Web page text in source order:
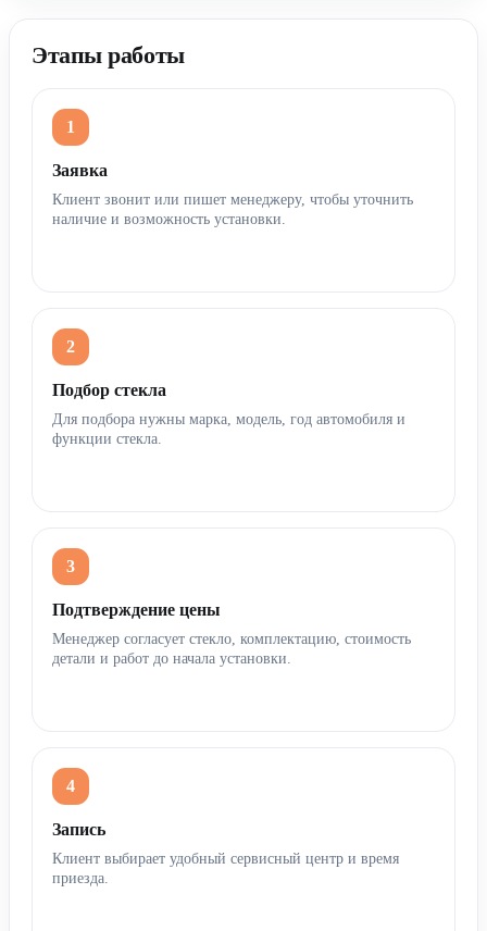
Этапы работы
Заявка
Клиент звонит или пишет менеджеру, чтобы уточнить
наличие и возможность установки.
Подбор стекла
Для подбора нужны марка, модель, год автомобиля и
функции стекла.
Подтверждение цены
Менеджер согласует стекло, комплектацию, стоимость
детали и работ до начала установки.
Запись
Клиент выбирает удобный сервисный центр и время
приезда.